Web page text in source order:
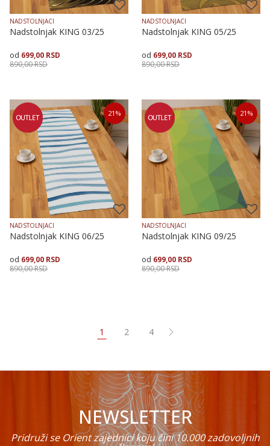
NADSTOLNJACI
Nadstolnjak KING 03/25
699,00 RSD
890,00RSD
Dodaj u korpu
NADSTOLNJACI
Nadstolnjak KING 05/25
699,00 RSD
890,00RSD
Dodaj u korpu
21 %
NADSTOLNJACI
Nadstolnjak KING 06/25
699,00 RSD
890,00RSD
21 %
NADSTOLNJACI
Nadstolnjak KING 09/25
699,00 RSD
890,00RSD
1 2 4
NEWSLETTER
Pridruži se Orient zajednici koju čini 10.000 zadovoljnih